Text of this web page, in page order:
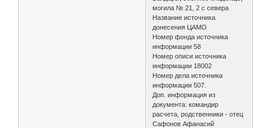
могила № 21, 2 с севера
Название источника
донесения ЦАМО
Номер фонда источника
информации 58
Номер описи источника
информации 18002
Номер дела источника
информации 507.
Доп. информация из
документа: командир
расчета, родственники - отец
Сафонов Афанасий